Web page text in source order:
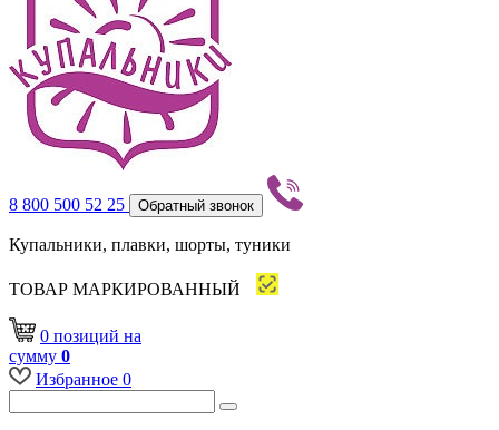
8 800 500 52 25 Обратный звонок
Купальники, плавки, шорты, туники
ТОВАР МАРКИРОВАННЫЙ
0 позиций на
сумму 0
Избранное 0